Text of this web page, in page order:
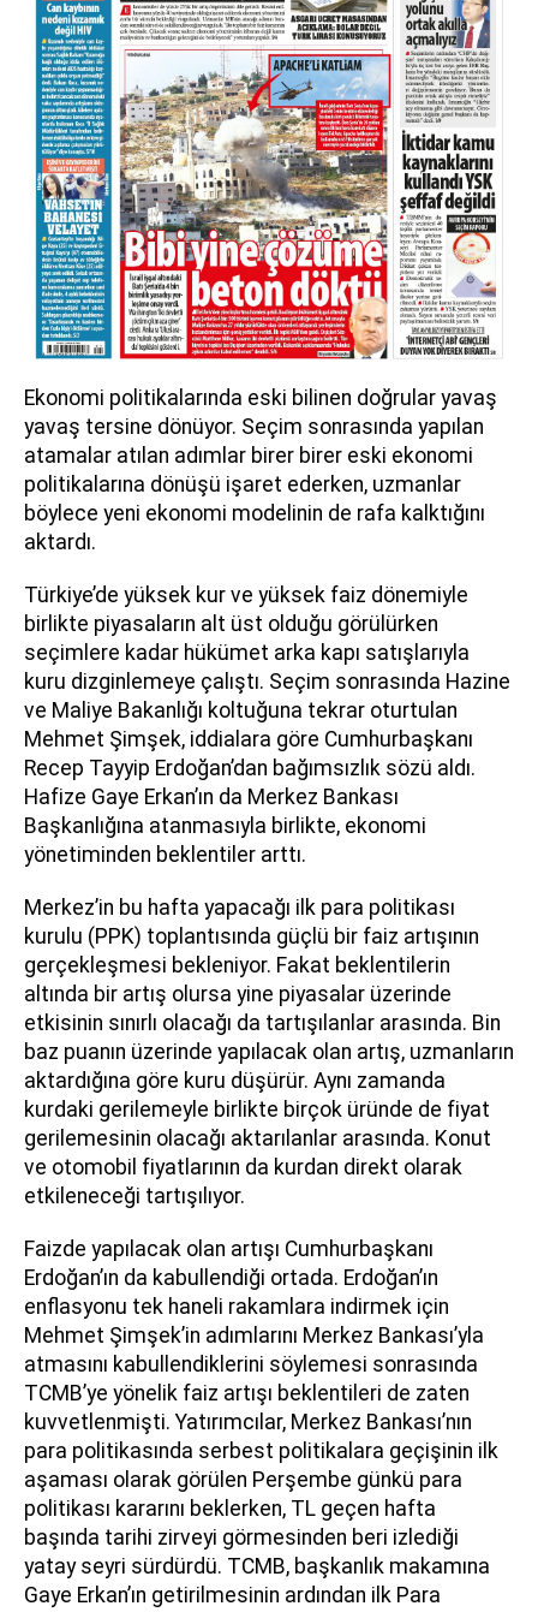
Ekonomi politikalarında eski bilinen doğrular yavaş
yavaş tersine dönüyor. Seçim sonrasında yapılan
atamalar atılan adımlar birer birer eski ekonomi
politikalarına dönüşü işaret ederken, uzmanlar
böylece yeni ekonomi modelinin de rafa kalktığını
aktardı.
Türkiye’de yüksek kur ve yüksek faiz dönemiyle
birlikte piyasaların alt üst olduğu görülürken
seçimlere kadar hükümet arka kapı satışlarıyla
kuru dizginlemeye çalıştı. Seçim sonrasında Hazine
ve Maliye Bakanlığı koltuğuna tekrar oturtulan
Mehmet Şimşek, iddialara göre Cumhurbaşkanı
Recep Tayyip Erdoğan’dan bağımsızlık sözü aldı.
Hafize Gaye Erkan’ın da Merkez Bankası
Başkanlığına atanmasıyla birlikte, ekonomi
yönetiminden beklentiler arttı.
Merkez’in bu hafta yapacağı ilk para politikası
kurulu (PPK) toplantısında güçlü bir faiz artışının
gerçekleşmesi bekleniyor. Fakat beklentilerin
altında bir artış olursa yine piyasalar üzerinde
etkisinin sınırlı olacağı da tartışılanlar arasında. Bin
baz puanın üzerinde yapılacak olan artış, uzmanların
aktardığına göre kuru düşürür. Aynı zamanda
kurdaki gerilemeyle birlikte birçok üründe de fiyat
gerilemesinin olacağı aktarılanlar arasında. Konut
ve otomobil fiyatlarının da kurdan direkt olarak
etkileneceği tartışılıyor.
Faizde yapılacak olan artışı Cumhurbaşkanı
Erdoğan’ın da kabullendiği ortada. Erdoğan’ın
enflasyonu tek haneli rakamlara indirmek için
Mehmet Şimşek’in adımlarını Merkez Bankası’yla
atmasını kabullendiklerini söylemesi sonrasında
TCMB’ye yönelik faiz artışı beklentileri de zaten
kuvvetlenmişti. Yatırımcılar, Merkez Bankası’nın
para politikasında serbest politikalara geçişinin ilk
aşaması olarak görülen Perşembe günkü para
politikası kararını beklerken, TL geçen hafta
başında tarihi zirveyi görmesinden beri izlediği
yatay seyri sürdürdü. TCMB, başkanlık makamına
Gaye Erkan’ın getirilmesinin ardından ilk Para